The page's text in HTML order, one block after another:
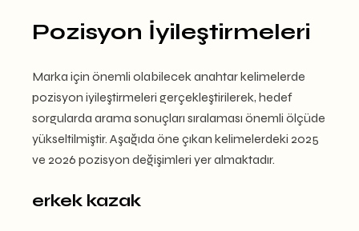
Pozisyon İyileştirmeleri
Marka için önemli olabilecek anahtar kelimelerde
pozisyon iyileştirmeleri gerçekleştirilerek, hedef
sorgularda arama sonuçları sıralaması önemli ölçüde
yükseltilmiştir. Aşağıda öne çıkan kelimelerdeki 2025
ve 2026 pozisyon değişimleri yer almaktadır.
erkek kazak